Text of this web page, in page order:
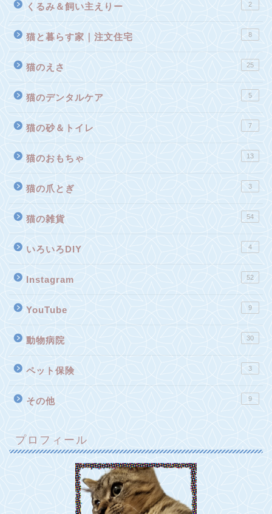
くるみ＆飼い主えりー 2
猫と暮らす家｜注文住宅 8
猫のえさ 25
猫のデンタルケア 5
猫の砂＆トイレ 7
猫のおもちゃ 13
猫の爪とぎ 3
猫の雑貨 54
いろいろDIY 4
Instagram 52
YouTube 9
動物病院 30
ペット保険 3
その他 9
プロフィール